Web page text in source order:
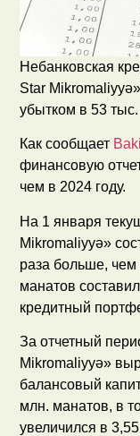
Небанковская
Star
убытком в 53
Как сообщает
финансовую
чем в 2024 году.
На 1 января
Mikromaliyyə»
раза больше, чем
манатов
кредитный
За отчетный
Mikromaliyyə»
балансовый
млн. манатов, в
увеличился в